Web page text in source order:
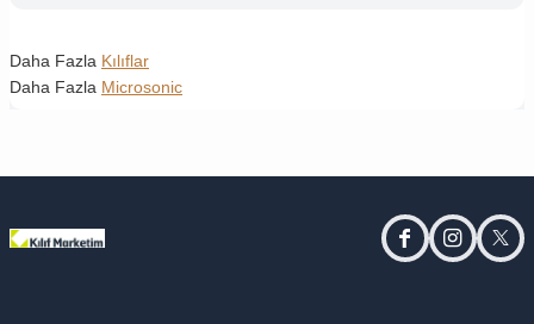
Daha Fazla Kılıflar
Daha Fazla Microsonic
facebookinstagram